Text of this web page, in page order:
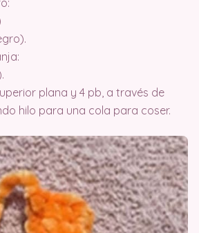
plana y 4 pb, a través de
hilo para una cola para coser.